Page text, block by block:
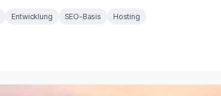
Entwicklung SEO-Basis Hosting